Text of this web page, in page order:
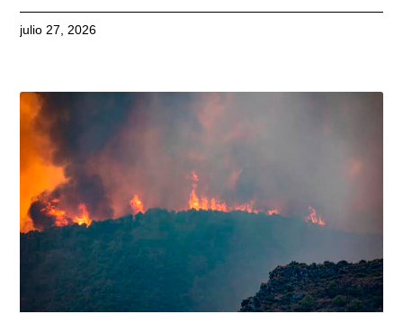
julio 27, 2026